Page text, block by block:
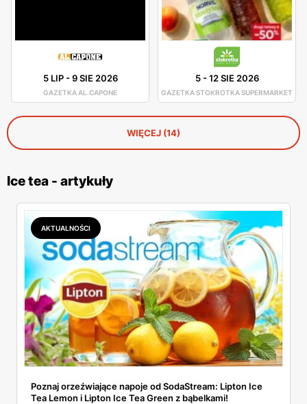
5 LIP-9 SIE 2026
GAZETKA AL.CAPONE
5-12 SIE 2026
GAZETKA STOKROTKA SUPERMARKET
WIĘCEJ (14)
Ice tea - artykuły
AKTUALNOŚCI
Poznaj orzeźwiające napoje od SodaStream: Lipton Ice
Tea Lemon i Lipton Ice Tea Green z bąbelkami!